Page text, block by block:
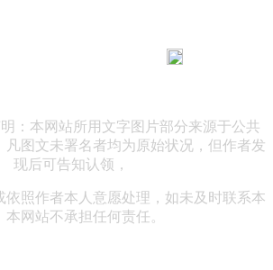
：本网站所用文字图片部分来源于公共
凡图文未署名者均为原始状况，但作者发
现后可告知认领，
依照作者本人意愿处理，如未及时联系本
本网站不承担任何责任。